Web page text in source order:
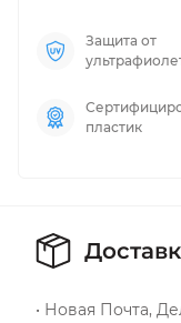
Защита от
пластик
• Новая Почта,